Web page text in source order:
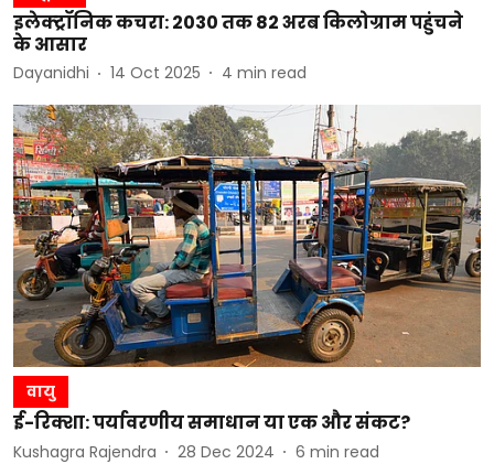
इलेक्ट्रॉनिक कचरा: 2030 तक 82 अरब किलोग्राम पहुंचने
के आसार
Dayanidhi 14 Oct 2025 4 min read
वायु
ई-रिक्शा: पर्यावरणीय समाधान या एक और संकट?
Kushagra Rajendra 28 Dec 2024 6 min read